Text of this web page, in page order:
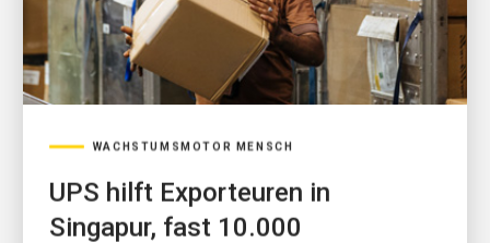
WACHSTUMSMOTOR MENSCH
UPS hilft Exporteuren in
Singapur, fast 10.000